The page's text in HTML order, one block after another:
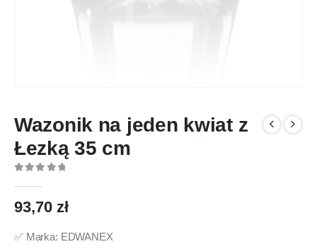
Wazonik na jeden kwiat z
Łezką 35 cm
93,70 zł
✅ Marka: EDWANEX